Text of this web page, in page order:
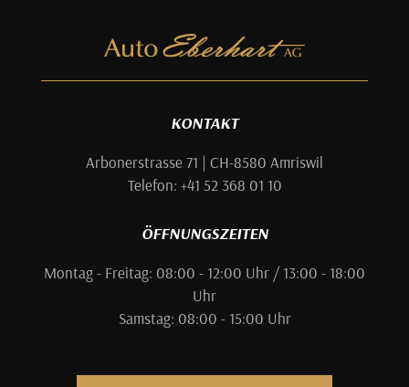
KONTAKT
Arbonerstrasse 71 | CH-8580 Amriswil
Telefon: +41 52 368 01 10
ÖFFNUNGSZEITEN
Montag - Freitag: 08:00 - 12:00 Uhr / 13:00 - 18:00
Uhr
Samstag: 08:00 - 15:00 Uhr